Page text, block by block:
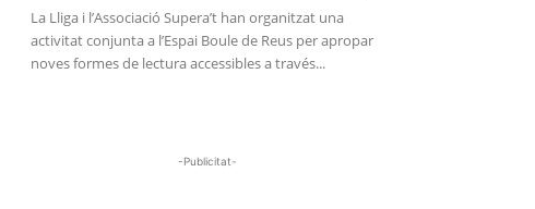
La Lliga i l’Associació Supera’t han organitzat una
activitat conjunta a l’Espai Boule de Reus per apropar
noves formes de lectura accessibles a través...
-Publicitat-